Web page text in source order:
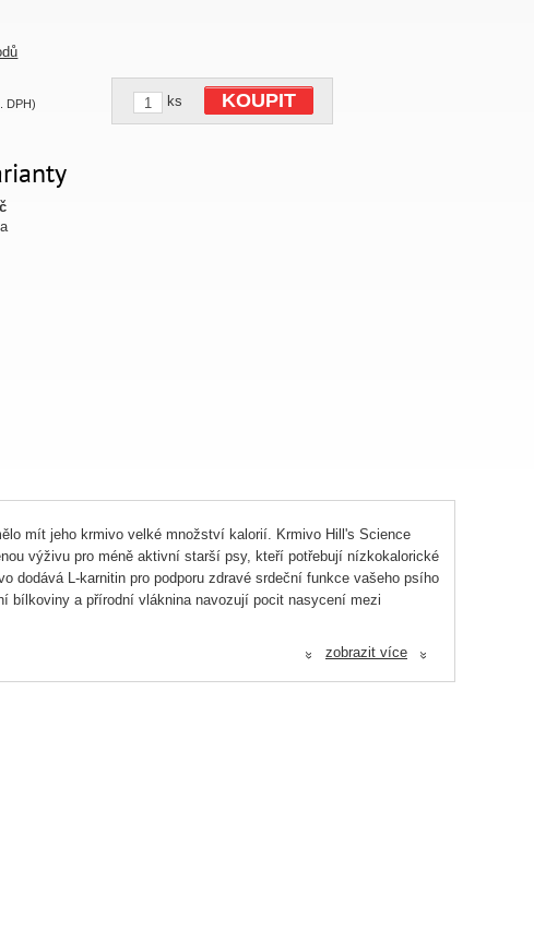
DPH) ks KOUPIT
mít jeho krmivo velké množství kalorií. Krmivo Hill's Science
výživu pro méně aktivní starší psy, kteří potřebují nízkokalorické
dodává L-karnitin pro podporu zdravé srdeční funkce vašeho psího
a přírodní vláknina navozují pocit nasycení mezi
chondroitin sulfátu), hydrolyzát z korýšů (zdroj glukosaminu).
« zobrazit více «